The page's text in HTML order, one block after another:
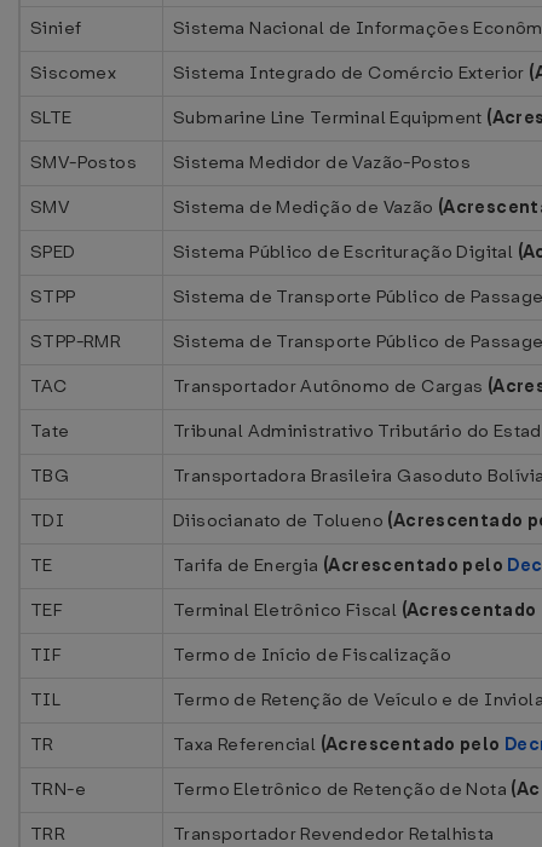
Sinief
Sistema Nacional de Informações
Siscomex
Sistema Integrado de Comércio Exterior
SLTE
Submarine Line Terminal Equipment
SMV-Postos
Sistema Medidor de Vazão-Postos
SMV
Sistema de Medição de Vazão
SPED
Sistema Público de Escrituração Digital
STPP
Sistema de Transporte Público de
STPP-RMR
Sistema de Transporte Público de
TAC
Transportador Autônomo de Cargas
Tate
Tribunal Administrativo Tributário do
TBG
Transportadora Brasileira Gasoduto
TDI
Diisocianato de Tolueno (Acrescentado
TE
Tarifa de Energia (Acrescentado pelo
TEF
Terminal Eletrônico Fiscal (A
TIF
Termo de Início de Fiscalização
TIL
Termo de Retenção de Veículo e de
TR
Taxa Referencial (Acrescentado pelo
TRN-e
Termo Eletrônico de Retenção de Nota
TRR
Transportador Revendedor Retalhista